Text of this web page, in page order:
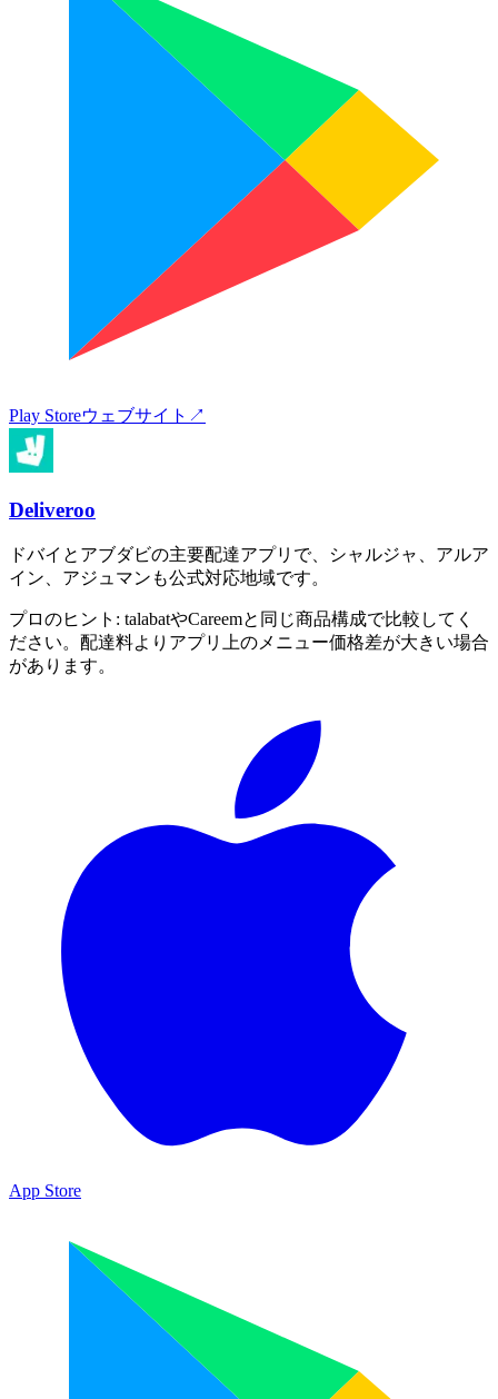
Play Storeウェブサイト ↗
Deliveroo
ドバイとアブダビの主要配達アプリで、シャルジャ、アルア
イン、アジュマンも公式対応地域です。
プロのヒント: talabatやCareemと同じ商品構成で比較してく
ださい。配達料よりアプリ上のメニュー価格差が大きい場合
があります。
App Store